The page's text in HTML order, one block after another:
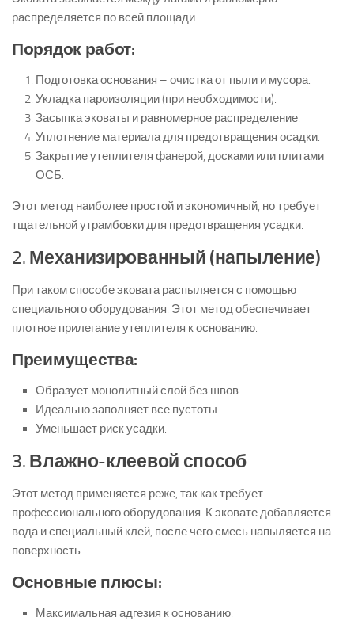
распределяется по всей площади.
Порядок работ:
Подготовка основания – очистка от пыли и мусора.
Укладка пароизоляции (при необходимости).
Засыпка эковаты и равномерное распределение.
Уплотнение материала для предотвращения осадки.
Закрытие утеплителя фанерой, досками или плитами
ОСБ.
Этот метод наиболее простой и экономичный, но требует
тщательной утрамбовки для предотвращения усадки.
2. Механизированный (напыление)
При таком способе эковата распыляется с помощью
специального оборудования. Этот метод обеспечивает
плотное прилегание утеплителя к основанию.
Преимущества:
Образует монолитный слой без швов.
Идеально заполняет все пустоты.
Уменьшает риск усадки.
3. Влажно-клеевой способ
Этот метод применяется реже, так как требует
профессионального оборудования. К эковате добавляется
вода и специальный клей, после чего смесь напыляется на
поверхность.
Основные плюсы:
Максимальная адгезия к основанию.